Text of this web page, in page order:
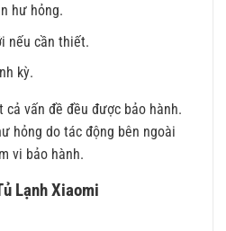
hư hỏng.
nếu cần thiết.
kỳ.
cả vấn đề đều được bảo hành.
hỏng do tác động bên ngoài
vi bảo hành.
Lạnh Xiaomi